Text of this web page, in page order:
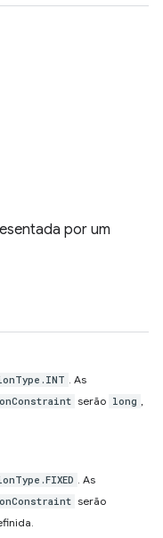
por um
. As
serão long ,
. As
serão